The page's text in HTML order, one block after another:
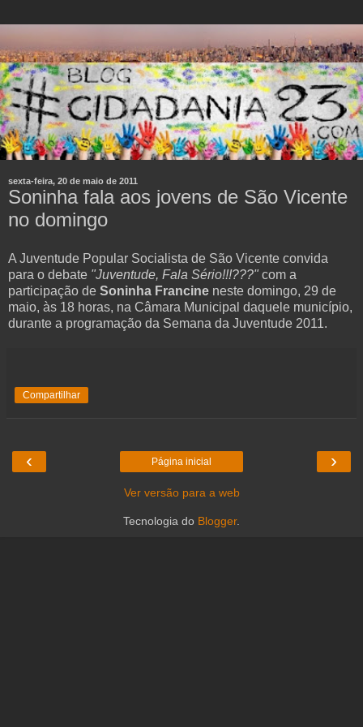
sexta-feira, 20 de maio de 2011
Soninha fala aos jovens de São Vicente
no domingo
A Juventude Popular Socialista de São Vicente convida
para o debate "Juventude, Fala Sério!!!???" com a
participação de Soninha Francine neste domingo, 29 de
maio, às 18 horas, na Câmara Municipal daquele município,
durante a programação da Semana da Juventude 2011.
Compartilhar
‹ ›
Página inicial
Ver versão para a web
Tecnologia do Blogger.